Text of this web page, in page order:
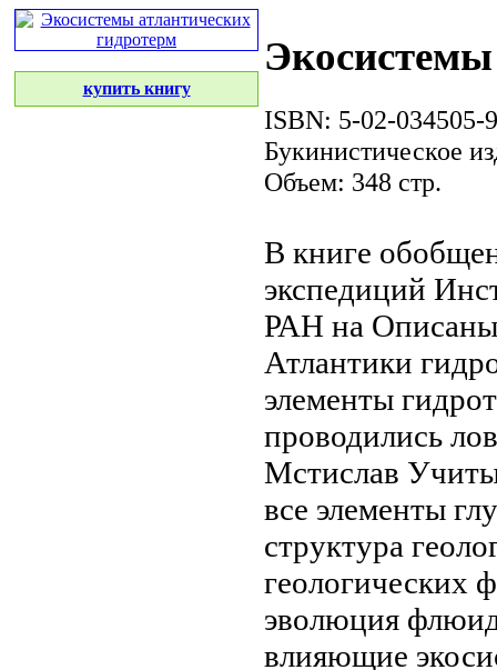
купить книгу
ISBN: 5-02-034505-9
Букинистическое
Объем: 348 стр.
В книге
экспедиций
РАН на
Атлантики
элементы
проводились
Мстислав
все элементы
структура
геологических
эволюция
влияющие